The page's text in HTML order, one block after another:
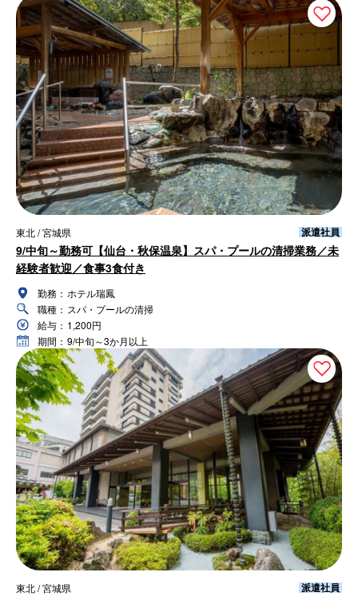
東北 / 宮城県 派遣社員
9/中旬～勤務可【仙台・秋保温泉】スパ・プールの清掃業務／未
経験者歓迎／食事3食付き
勤務： ホテル瑞鳳
職種： スパ・プールの清掃
給与： 1,200円
期間： 9/中旬～3か月以上
東北 / 宮城県 派遣社員